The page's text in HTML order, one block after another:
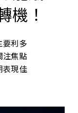
機！
要利多
注焦點
表現佳